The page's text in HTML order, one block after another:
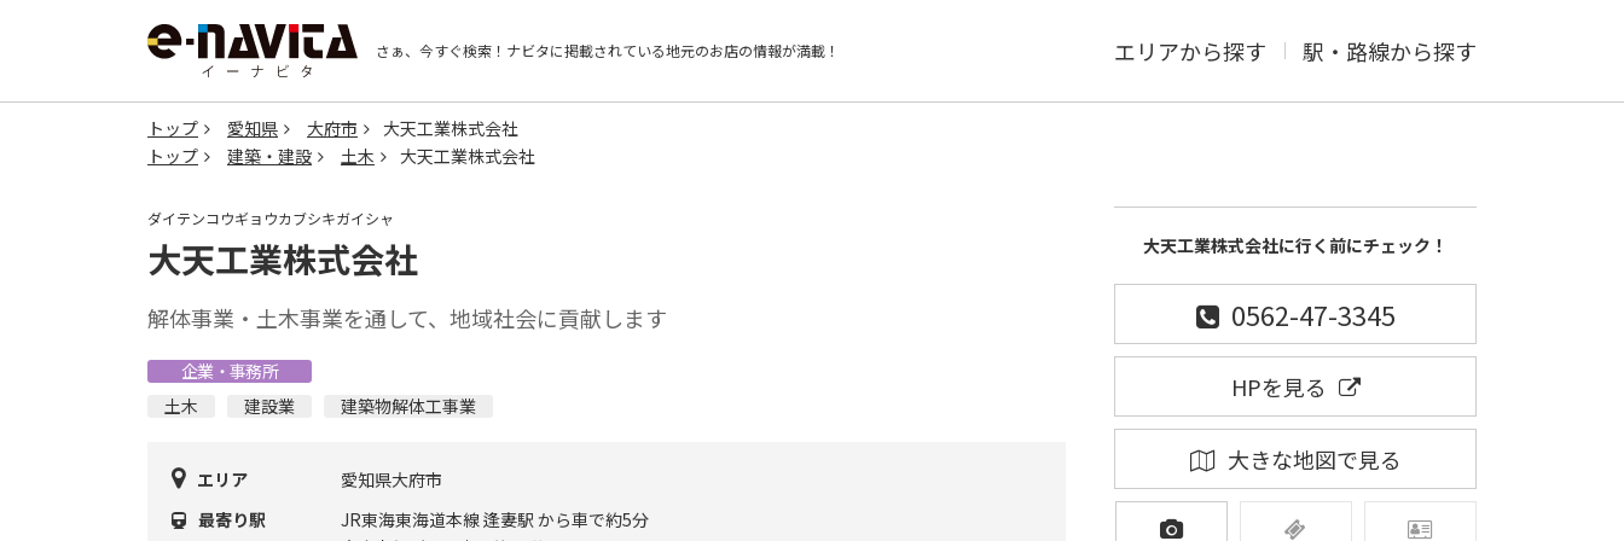
さぁ、今すぐ検索！ ナビタに掲載されている地元のお店の情報が満載！ エリアから探す 駅・路線から探す
トップ 愛知県 大府市
大天工業株式会社
トップ
建築・建設 土木 大天工業株式会社
ダイテンコウギョウカブシキガイシャ
大天工業株式会社
解体事業・土木事業を通して、地域社会に貢献します
企業・事務所
土木
建設業 建築物解体工事業
エリア
愛知県大府市
最寄り駅
JR東海東海道本線 逢妻駅 から車で約5分
大天工業株式会社に行く前にチェック！
0562-47-3345
HPを見る
大きな地図で見る